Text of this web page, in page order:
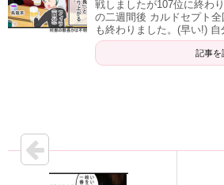
戦しましたが107位に終わ
の二週間後 カルドセプト
も終わりました。(早い!) 自
記事を